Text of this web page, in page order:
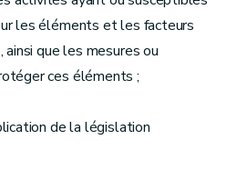
les éléments et les facteurs
que les mesures ou
ces éléments ;
de la législation